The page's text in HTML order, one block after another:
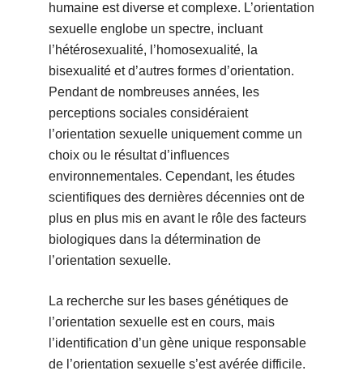
humaine est diverse et complexe. L’orientation
sexuelle englobe un spectre, incluant
l’hétérosexualité, l’homosexualité, la
bisexualité et d’autres formes d’orientation.
Pendant de nombreuses années, les
perceptions sociales considéraient
l’orientation sexuelle uniquement comme un
choix ou le résultat d’influences
environnementales. Cependant, les études
scientifiques des dernières décennies ont de
plus en plus mis en avant le rôle des facteurs
biologiques dans la détermination de
l’orientation sexuelle.
La recherche sur les bases génétiques de
l’orientation sexuelle est en cours, mais
l’identification d’un gène unique responsable
de l’orientation sexuelle s’est avérée difficile.